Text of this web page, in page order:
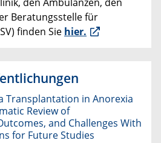
Beratungsstelle für
finden Sie hier.
Transplantation in Anorexia
Review of
and Challenges With
for Future Studies